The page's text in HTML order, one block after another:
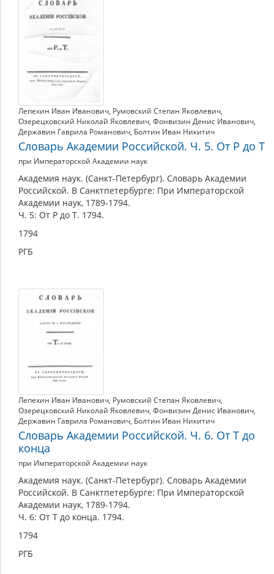
Лепехин Иван Иванович, Румовский Степан Яковлевич,
Озерецковский Николай Яковлевич, Фонвизин Денис Иванович,
Державин Гаврила Романович, Болтин Иван Никитич
Словарь Академии Российской. Ч. 5. От Р до Т
при Императорской Академии наук
Академия наук. (Санкт-Петербург). Словарь Академии
Российской. В Санктпетербурге: При Императорской
Академии наук, 1789-1794.
Ч. 5: От Р до Т. 1794.
1794
РГБ
Лепехин Иван Иванович, Румовский Степан Яковлевич,
Озерецковский Николай Яковлевич, Фонвизин Денис Иванович,
Державин Гаврила Романович, Болтин Иван Никитич
Словарь Академии Российской. Ч. 6. От Т до
конца
при Императорской Академии наук
Академия наук. (Санкт-Петербург). Словарь Академии
Российской. В Санктпетербурге: При Императорской
Академии наук, 1789-1794.
Ч. 6: От Т до конца. 1794.
1794
РГБ